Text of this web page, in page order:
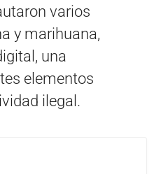
varios
y marihuana,
una
elementos
ilegal.